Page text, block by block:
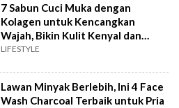
7 Sabun Cuci Muka dengan
Kolagen untuk Kencangkan
Wajah, Bikin Kulit Kenyal dan
Glowing
LIFESTYLE
Lawan Minyak Berlebih, Ini 4 Face
Wash Charcoal Terbaik untuk Pria